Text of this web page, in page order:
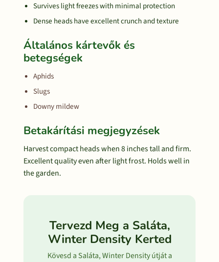
Survives light freezes with minimal protection
Dense heads have excellent crunch and texture
Általános kártevők és
betegségek
Aphids
Slugs
Downy mildew
Betakárítási megjegyzések
Harvest compact heads when 8 inches tall and firm.
Excellent quality even after light frost. Holds well in
the garden.
Tervezd Meg a Saláta,
Winter Density Kerted
Kövesd a Saláta, Winter Density útját a